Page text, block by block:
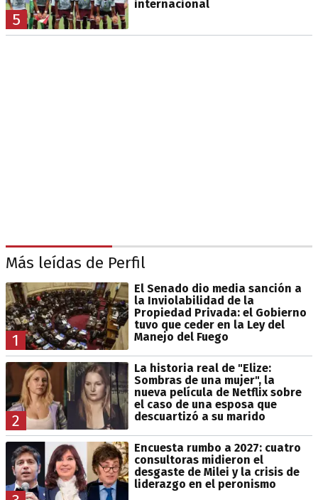
5
internacional
Más leídas de Perfil
1
El Senado dio media sanción a
la Inviolabilidad de la
Propiedad Privada: el Gobierno
tuvo que ceder en la Ley del
Manejo del Fuego
2
La historia real de "Elize:
Sombras de una mujer", la
nueva película de Netflix sobre
el caso de una esposa que
descuartizó a su marido
Encuesta rumbo a 2027: cuatro
consultoras midieron el
desgaste de Milei y la crisis de
liderazgo en el peronismo